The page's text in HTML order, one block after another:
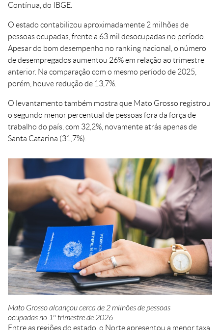
Contínua, do IBGE.
O estado contabilizou aproximadamente 2 milhões de
pessoas ocupadas, frente a 63 mil desocupadas no período.
Apesar do bom desempenho no ranking nacional, o número
de desempregados aumentou 26% em relação ao trimestre
anterior. Na comparação com o mesmo período de 2025,
porém, houve redução de 13,7%.
O levantamento também mostra que Mato Grosso registrou
o segundo menor percentual de pessoas fora da força de
trabalho do país, com 32,2%, novamente atrás apenas de
Santa Catarina (31,7%).
Mato Grosso alcançou cerca de 2 milhões de pessoas
ocupadas no 1º trimestre de 2026
Entre as regiões do estado, o Norte apresentou a menor taxa